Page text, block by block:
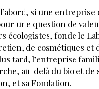
si une
une question de
écologistes, fonde le
de cosmétiques et
tard, l’entreprise
au-delà du bio et de
et sa Fondation.